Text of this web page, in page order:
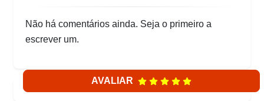
Não há comentários ainda. Seja o primeiro a
escrever um.
AVALIAR